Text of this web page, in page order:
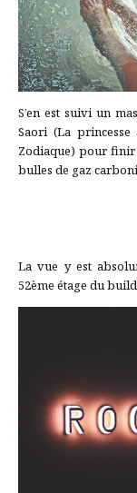
S’en est suivi un
Saori (La
Zodiaque) pour
bulles de gaz
La vue y est
52ème étage du